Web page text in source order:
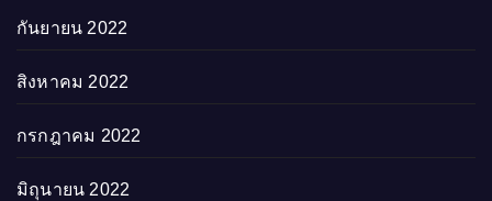
กันยายน 2022
สิงหาคม 2022
กรกฎาคม 2022
มิถุนายน 2022